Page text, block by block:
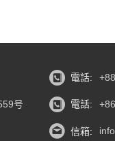
電話:
号 電話:
信箱: